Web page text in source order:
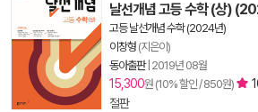
날선개념 고등 수학 (상)
고등 날선개념 수학 (2024년)
이창형 (지은이)
동아출판| 2019년 08월
15,300원 (10% 할인 / 850원)
절판